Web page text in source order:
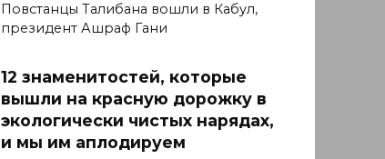
Повстанцы Талибана вошли в Кабул,
президент Ашраф Гани
12 знаменитостей, которые
вышли на красную дорожку в
экологически чистых нарядах,
и мы им аплодируем